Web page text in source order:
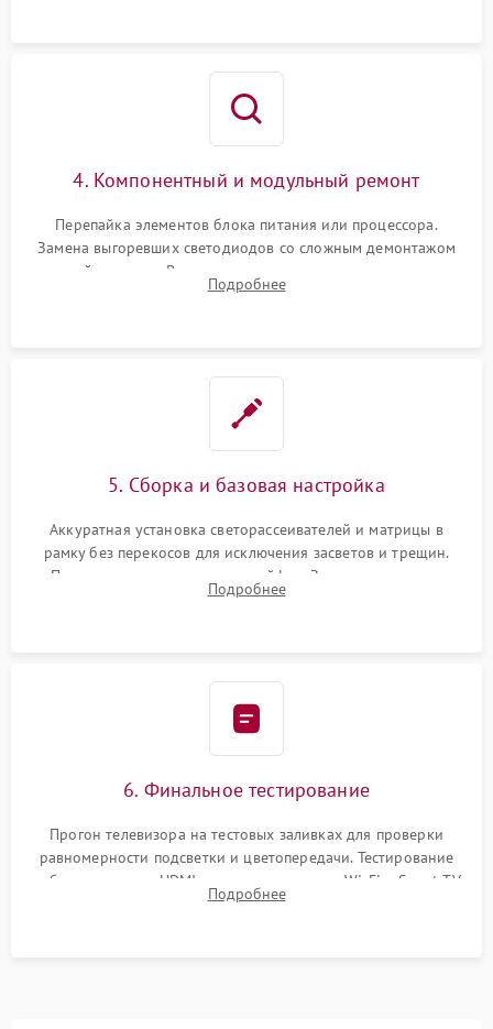
4. Компонентный и модульный ремонт
Перепайка элементов блока питания или процессора.
Замена выгоревших светодиодов со сложным демонтажом
хрупкой матрицы. Восстановление поврежденных дорожек,
прошивка микросхем памяти EEPROM
Подробнее
5. Сборка и базовая настройка
Аккуратная установка светорассеивателей и матрицы в
рамку без перекосов для исключения засветов и трещин.
Подключение внутренних шлейфов. Закрытие корпуса.
Сброс настроек и обновление программного обеспечения.
Подробнее
6. Финальное тестирование
Прогон телевизора на тестовых заливках для проверки
равномерности подсветки и цветопередачи. Тестирование
работы разъемов HDMI, динамиков, модуля Wi-Fi и Smart TV
в рабочем режиме в течение нескольких часов.
Подробнее